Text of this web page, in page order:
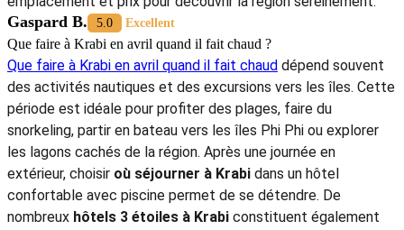
Yvonne D. 5.0 Excellent
Comment intégrer Krabi dans un voyage en Thaïlande en 15 jours ?
Thaïlande en 15 jourspermet généralement de combiner
Bangkok, le Nord du pays et les plus belles plages du Sud.
Krabi trouve facilement sa place dans cet itinéraire grâce à
ses paysages spectaculaires, ses îles paradisiaques et ses
hébergements adaptés à tous les budgets. Pour optimiser
son séjour, il est utile de réfléchir àoù dormir à Krabi
ses centres d’intérêt. Leshôtels 3 étoiles à Krabi